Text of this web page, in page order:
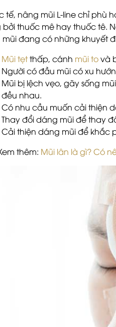
tế, nâng mũi L-line chỉ phù
bởi thuốc mê hay thuốc tê.
mũi đang có những khuyết
Mũi tẹtthấp, cánh mũi tovà
Người có đầu mũi có xu
Mũi bị lệch vẹo, gãy sống
đều nhau.
Có nhu cầu muốn cải thiện
Thay đổi dáng mũi để thay
Cải thiện dáng mũi để khắc
thêm: Mũi lân là gì? Có